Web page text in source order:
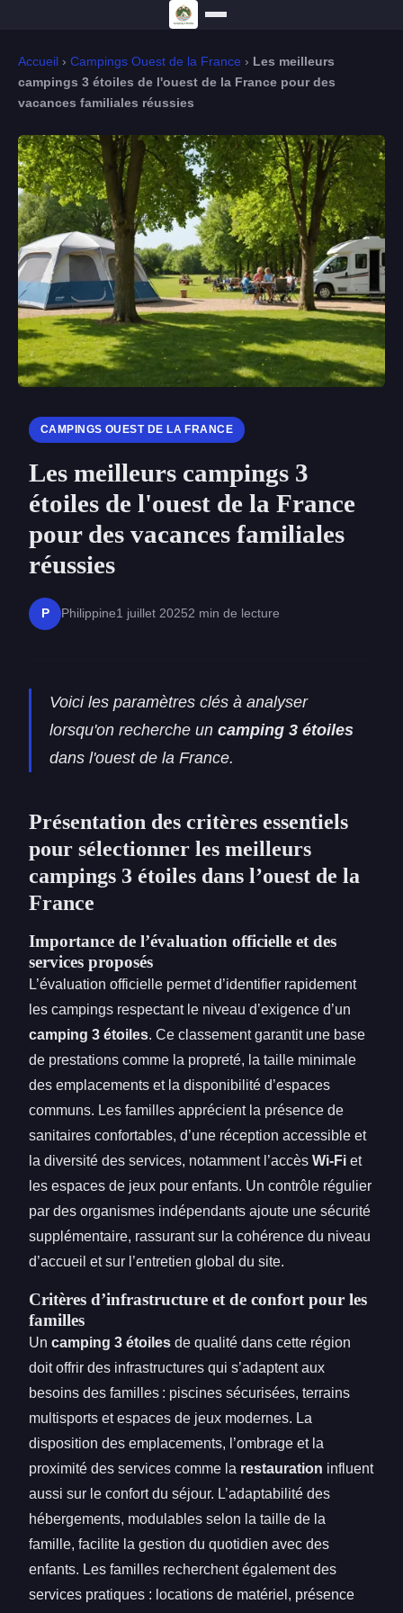
Accueil › Campings Ouest de la France › Les meilleurs
campings 3 étoiles de l'ouest de la France pour des
vacances familiales réussies
CAMPINGS OUEST DE LA FRANCE
Les meilleurs campings 3
étoiles de l'ouest de la France
pour des vacances familiales
réussies
P Philippine1 juillet 20252 min de lecture
Voici les paramètres clés à analyser
lorsqu'on recherche un camping 3 étoiles
dans l'ouest de la France.
Présentation des critères essentiels
pour sélectionner les meilleurs
campings 3 étoiles dans l’ouest de la
France
Importance de l’évaluation officielle et des
services proposés
L’évaluation officielle permet d’identifier rapidement
les campings respectant le niveau d’exigence d’un
camping 3 étoiles. Ce classement garantit une base
de prestations comme la propreté, la taille minimale
des emplacements et la disponibilité d’espaces
communs. Les familles apprécient la présence de
sanitaires confortables, d’une réception accessible et
la diversité des services, notamment l’accès Wi-Fi et
les espaces de jeux pour enfants. Un contrôle régulier
par des organismes indépendants ajoute une sécurité
supplémentaire, rassurant sur la cohérence du niveau
d’accueil et sur l’entretien global du site.
Critères d’infrastructure et de confort pour les
familles
Un camping 3 étoiles de qualité dans cette région
doit offrir des infrastructures qui s’adaptent aux
besoins des familles : piscines sécurisées, terrains
multisports et espaces de jeux modernes. La
disposition des emplacements, l’ombrage et la
proximité des services comme la restauration influent
aussi sur le confort du séjour. L’adaptabilité des
hébergements, modulables selon la taille de la
famille, facilite la gestion du quotidien avec des
enfants. Les familles recherchent également des
services pratiques : locations de matériel, présence